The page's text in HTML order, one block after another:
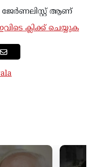
ആണ്
ക്ലിക്ക് ചെയ്യുക